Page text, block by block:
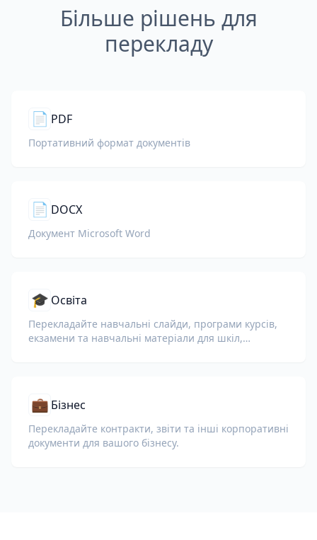
Більше рішень для
перекладу
📄 PDF
Портативний формат документів
📄 DOCX
Документ Microsoft Word
🎓 Освіта
Перекладайте навчальні слайди, програми курсів,
екзамени та навчальні матеріали для шкіл,
💼 Бізнес
Перекладайте контракти, звіти та інші корпоративні
документи для вашого бізнесу.